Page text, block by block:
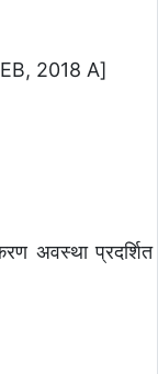
2018 A]
अवस्था प्रदर्शित